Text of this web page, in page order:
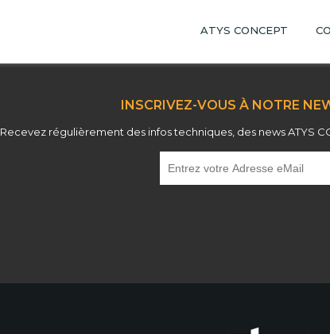
ATYS CONCEPT
INSCRIVEZ-VOUS À NOTRE
Recevez régulièrement des infos techniques, des news ATYS